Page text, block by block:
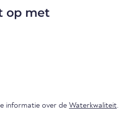
op met
informatie over de Waterkwaliteit.